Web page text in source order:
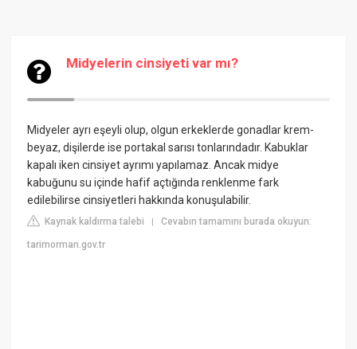
Midyelerin cinsiyeti var mı?
Midyeler ayrı eşeyli olup, olgun erkeklerde gonadlar krem-
beyaz, dişilerde ise portakal sarısı tonlarındadır. Kabuklar
kapalı iken cinsiyet ayrımı yapılamaz. Ancak midye
kabuğunu su içinde hafif açtığında renklenme fark
edilebilirse cinsiyetleri hakkında konuşulabilir.
Kaynak kaldırma talebi |Cevabın tamamını burada okuyun:
tarimorman.gov.tr